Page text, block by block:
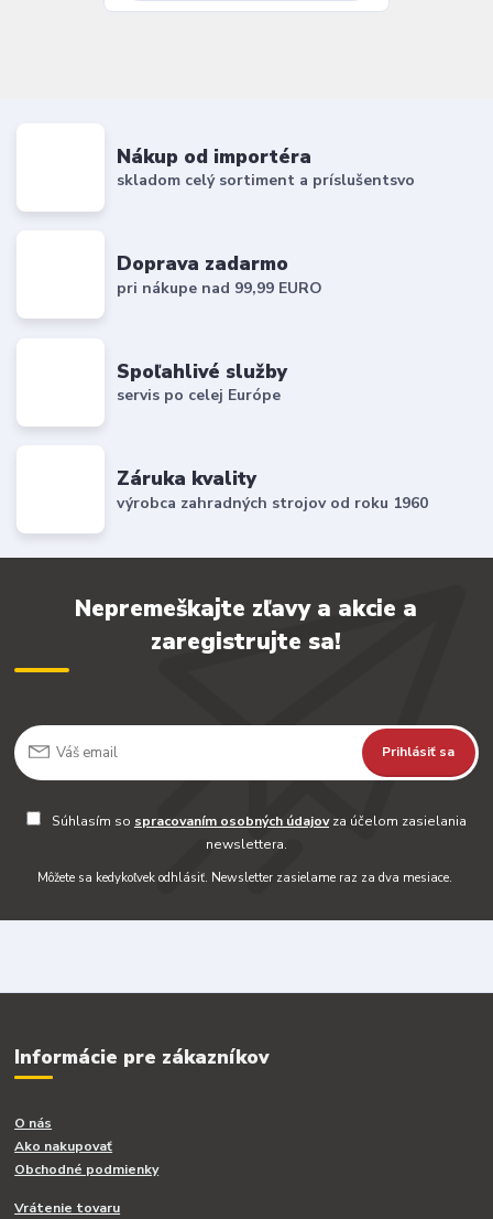
Nákup od importéra
skladom celý sortiment a príslušentsvo
Doprava zadarmo
pri nákupe nad 99,99 EURO
Spoľahlivé služby
servis po celej Európe
Záruka kvality
výrobca zahradných strojov od roku 1960
Nepremeškajte zľavy a akcie a
zaregistrujte sa!
Prihlásiť sa
Súhlasím so spracovaním osobných údajovza účelom zasielania
newslettera.
Môžete sa kedykoľvek odhlásiť. Newsletter zasielame raz za dva mesiace.
Informácie pre zákazníkov
O nás
Ako nakupovať
Obchodné podmienky
Vrátenie tovaru